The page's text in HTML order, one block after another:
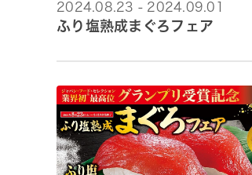
2024.08.23 - 2024.09.01
ふり塩熟成まぐろフェア